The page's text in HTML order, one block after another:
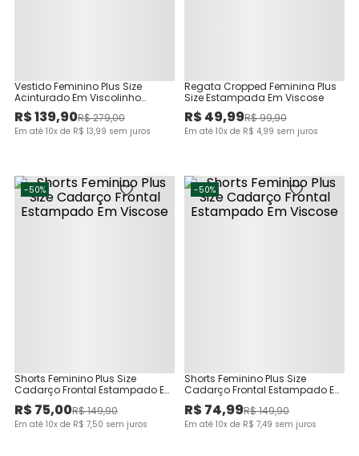
Vestido Feminino Plus Size
Acinturado Em Viscolinho
Texturizado
R$139,90R$279,00
Em até 10x de R$ 13,99 sem juros
Regata Cropped Feminina Plus
Size Estampada Em Viscose
R$49,99R$99,90
Em até 10x de R$ 4,99 sem juros
-50%
Shorts Feminino Plus Size
Cadarço Frontal Estampado Em
Viscose
R$75,00R$149,90
Em até 10x de R$ 7,50 sem juros
-50%
Shorts Feminino Plus Size
Cadarço Frontal Estampado Em
Viscose
R$74,99R$149,90
Em até 10x de R$ 7,49 sem juros